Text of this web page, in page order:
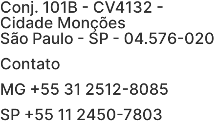
Conj. 101B - CV4132 -
Cidade Monções
São Paulo - SP - 04.576-020
Contato
MG +55 31 2512-8085
SP +55 11 2450-7803